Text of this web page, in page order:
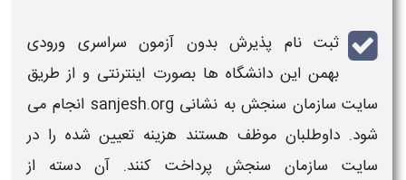
ثبت نام پذیرش بدون آزمون سراسری ورودی
بهمنایندانشگاه ها بصورت اینترنتی و از طریق
سایت سازمان سنجش به نشانی sanjesh.org انجام می
شود. داوطلبان موظف هستند هزینه تعیین شده را در
سایت سازمان سنجش پرداخت کنند. آن دسته از